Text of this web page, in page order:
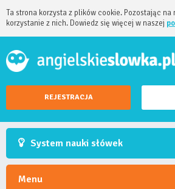
Ta strona korzysta z plików cookie. Pozostając na
korzystanie z nich. Dowiedz się więcej w naszej
REJESTRACJA
System nauki słówek
Menu